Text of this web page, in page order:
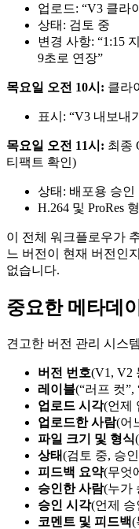
업로드: “V3 클라
상태: 검토 중
변경 사항: “1:15
9초로 연장”
목요일 오전 10시: 클라
표시: “V3 내보내
목요일 오전 11시: 최종
티팩트 확인)
상태: 배포용 승인
H.264 및 ProRes
이 전체 워크플로우가
느 버전이 현재 버전인
없습니다.
중요한 메타데
견고한 버전 관리 시스
버전 번호(V1, V2
레이블(“러프 컷”,
업로드 시각(언제
업로드한 사람(어
파일 크기 및 형식
상태(검토 중, 승
피드백 요약(무엇
승인한 사람(누가
승인 시각(언제 승
코멘트 및 피드백(